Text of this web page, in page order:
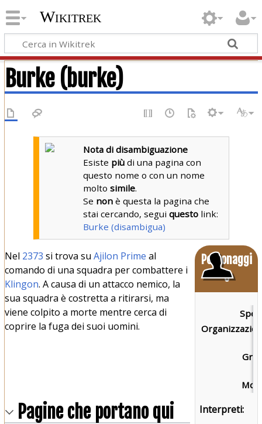
Wikitrek
Burke (burke)
Nota di disambiguazione
Esiste più di una pagina con
questo nome o con un nome
moltosimile.
Se non è questa la pagina che
stai cercando, seguiquesto link:
Burke (disambigua)
Personaggi
o
Interpreti:
Nel 2373 si trova su Ajilon Prime al
comando di una squadra per combattere i
Klingon. A causa di un attacco nemico, la
sua squadra è costretta a ritirarsi, ma
viene colpito a morte mentre cerca di
coprire la fuga dei suoi uomini.
Pagine che portano qui